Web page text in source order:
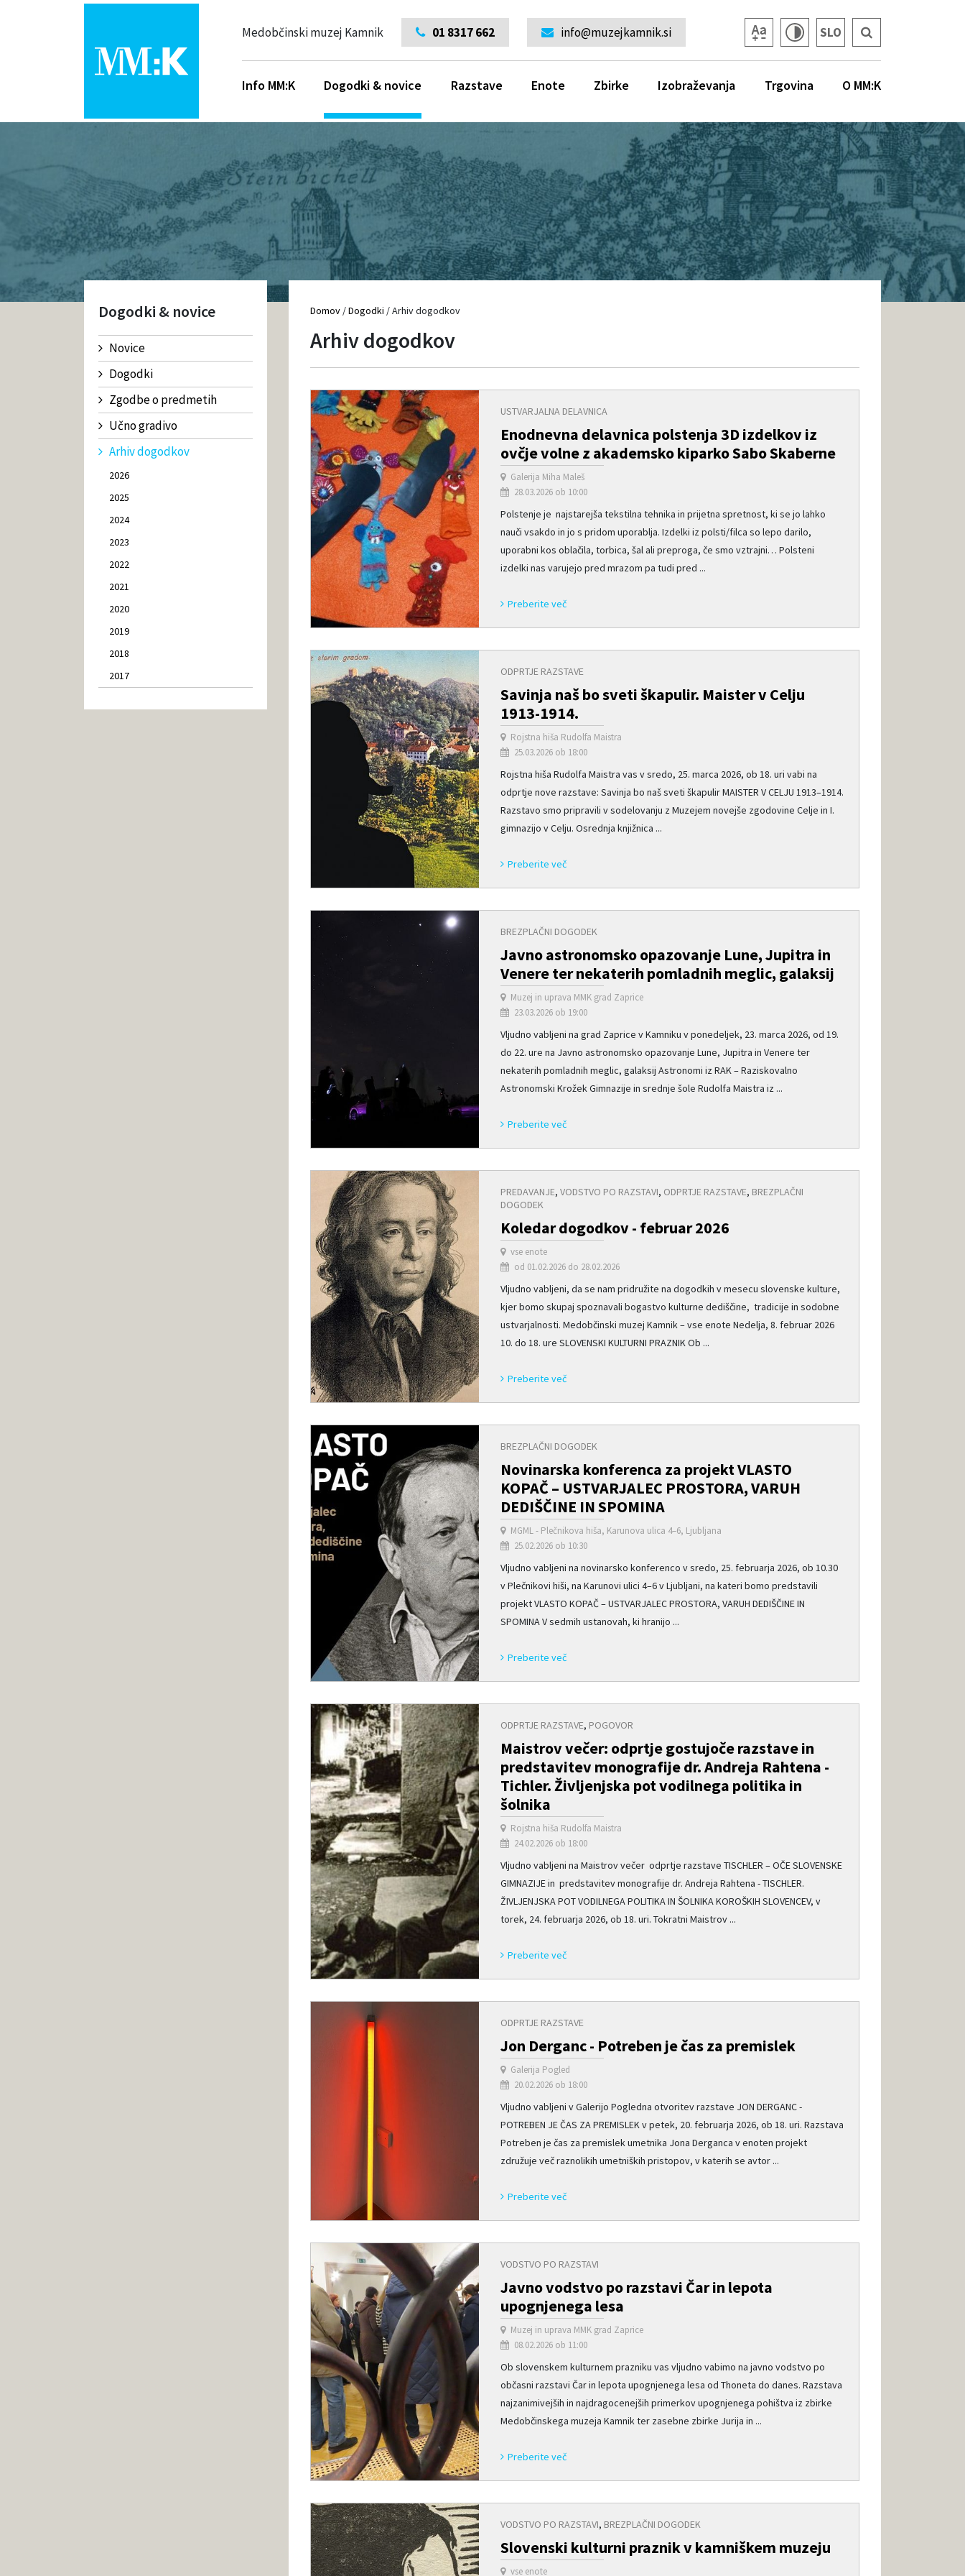
Medobčinski muzej Kamnik 01 8317 662 info@muzejkamnik.si SLO
Info MM:K Dogodki & novice Razstave Enote Zbirke Izobraževanja Trgovina O MM:K
Dogodki & novice
Novice
Dogodki
Zgodbe o predmetih
Učno gradivo
Arhiv dogodkov
2026
2025
2024
2023
2022
2021
2020
2019
2018
2017
Domov /Dogodki /Arhiv dogodkov
Arhiv dogodkov
USTVARJALNA DELAVNICA
Enodnevna delavnica polstenja 3D izdelkov iz
ovčje volne z akademsko kiparko Sabo Skaberne
Galerija Miha Maleš
28.03.2026 ob 10:00
Polstenje je najstarejša tekstilna tehnika in prijetna spretnost, ki se jo lahko
nauči vsakdo in jo s pridom uporablja. Izdelki iz polsti/filca so lepo darilo,
uporabni kos oblačila, torbica, šal ali preproga, če smo vztrajni… Polsteni
izdelki nas varujejo pred mrazom pa tudi pred ...
Preberite več
ODPRTJE RAZSTAVE
Savinja naš bo sveti škapulir. Maister v Celju
1913-1914.
Rojstna hiša Rudolfa Maistra
25.03.2026 ob 18:00
Rojstna hiša Rudolfa Maistra vas v sredo, 25. marca 2026, ob 18. uri vabi na
odprtje nove razstave: Savinja bo naš sveti škapulir MAISTER V CELJU 1913–1914.
Razstavo smo pripravili v sodelovanju z Muzejem novejše zgodovine Celje in I.
gimnazijo v Celju. Osrednja knjižnica ...
Preberite več
BREZPLAČNI DOGODEK
Javno astronomsko opazovanje Lune, Jupitra in
Venere ter nekaterih pomladnih meglic, galaksij
Muzej in uprava MMK grad Zaprice
23.03.2026 ob 19:00
Vljudno vabljeni na grad Zaprice v Kamniku v ponedeljek, 23. marca 2026, od 19.
do 22. ure na Javno astronomsko opazovanje Lune, Jupitra in Venere ter
nekaterih pomladnih meglic, galaksij Astronomi iz RAK – Raziskovalno
Astronomski Krožek Gimnazije in srednje šole Rudolfa Maistra iz ...
Preberite več
PREDAVANJE,VODSTVO PO RAZSTAVI, ODPRTJE RAZSTAVE, BREZPLAČNI
DOGODEK
Koledar dogodkov - februar 2026
vse enote
od 01.02.2026 do 28.02.2026
Vljudno vabljeni, da se nam pridružite na dogodkih v mesecu slovenske kulture,
kjer bomo skupaj spoznavali bogastvo kulturne dediščine, tradicije in sodobne
ustvarjalnosti. Medobčinski muzej Kamnik – vse enote Nedelja, 8. februar 2026
10. do 18. ure SLOVENSKI KULTURNI PRAZNIK Ob ...
Preberite več
BREZPLAČNI DOGODEK
Novinarska konferenca za projekt VLASTO
KOPAČ – USTVARJALEC PROSTORA, VARUH
DEDIŠČINE IN SPOMINA
MGML - Plečnikova hiša, Karunova ulica 4–6, Ljubljana
25.02.2026 ob 10:30
Vljudno vabljeni na novinarsko konferenco v sredo, 25. februarja 2026, ob 10.30
v Plečnikovi hiši, na Karunovi ulici 4–6 v Ljubljani, na kateri bomo predstavili
projekt VLASTO KOPAČ – USTVARJALEC PROSTORA, VARUH DEDIŠČINE IN
SPOMINA V sedmih ustanovah, ki hranijo ...
Preberite več
ODPRTJE RAZSTAVE, POGOVOR
Maistrov večer: odprtje gostujoče razstave in
predstavitev monografije dr. Andreja Rahtena -
Tichler. Življenjska pot vodilnega politika in
šolnika
Rojstna hiša Rudolfa Maistra
24.02.2026 ob 18:00
Vljudno vabljeni na Maistrov večer odprtje razstave TISCHLER – OČE SLOVENSKE
GIMNAZIJE in predstavitev monografije dr. Andreja Rahtena - TISCHLER.
ŽIVLJENJSKA POT VODILNEGA POLITIKA IN ŠOLNIKA KOROŠKIH SLOVENCEV, v
torek, 24. februarja 2026, ob 18. uri. Tokratni Maistrov ...
Preberite več
ODPRTJE RAZSTAVE
Jon Derganc - Potreben je čas za premislek
Galerija Pogled
20.02.2026 ob 18:00
Vljudno vabljeni v Galerijo Pogledna otvoritev razstave JON DERGANC -
POTREBEN JE ČAS ZA PREMISLEK v petek, 20. februarja 2026, ob 18. uri. Razstava
Potreben je čas za premislek umetnika Jona Derganca v enoten projekt
združuje več raznolikih umetniških pristopov, v katerih se avtor ...
Preberite več
VODSTVO PO RAZSTAVI
Javno vodstvo po razstavi Čar in lepota
upognjenega lesa
Muzej in uprava MMK grad Zaprice
08.02.2026 ob 11:00
Ob slovenskem kulturnem prazniku vas vljudno vabimo na javno vodstvo po
občasni razstavi Čar in lepota upognjenega lesa od Thoneta do danes. Razstava
najzanimivejših in najdragocenejših primerkov upognjenega pohištva iz zbirke
Medobčinskega muzeja Kamnik ter zasebne zbirke Jurija in ...
Preberite več
VODSTVO PO RAZSTAVI, BREZPLAČNI DOGODEK
Slovenski kulturni praznik v kamniškem muzeju
vse enote